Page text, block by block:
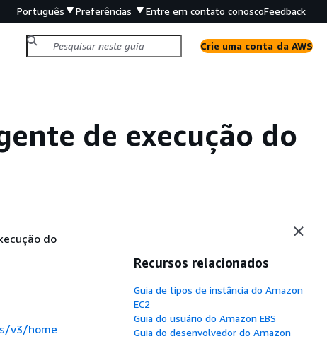
Português Preferências Entre em contato conoscoFeedback
Crie uma conta da AWS
de execução do
do
v3/home
Recursos relacionados
Guia de tipos de instância do Amazon
EC2
Guia do usuário do Amazon EBS
Guia do desenvolvedor do Amazon